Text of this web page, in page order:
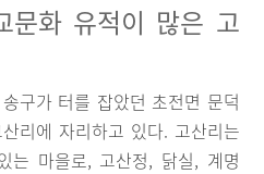
문화 유적이 많은 고
구가 터를 잡았던 초전면 문덕
리에 자리하고 있다. 고산리는
는 마을로, 고산정, 닭실, 계명